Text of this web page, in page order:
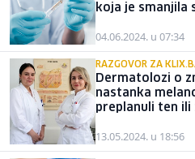
koja je smanjila
04.06.2024. u 07:34
RAZGOVOR ZA
Dermatolozi o
nastanka
preplanuli ten ili
13.05.2024. u 18:56